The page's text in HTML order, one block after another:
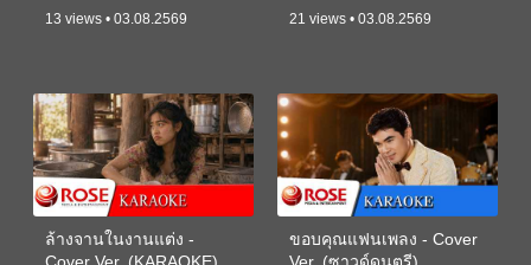
13 views • 03.08.2569 21 views • 03.08.2569
ล้างจานในงานแต่ง -
Cover Ver. (KARAOKE)
ขอบคุณแฟนเพลง - Cover
Ver. (ซาวด์ดนตรี)